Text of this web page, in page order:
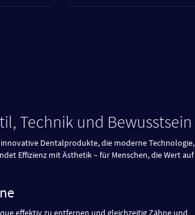
Technik und Bewusstsein
Dentalprodukte, die moderne Technologie,
Effizienz mit Ästhetik – für Menschen, die Wert auf
effektiv zu entfernen und gleichzeitig Zähne und